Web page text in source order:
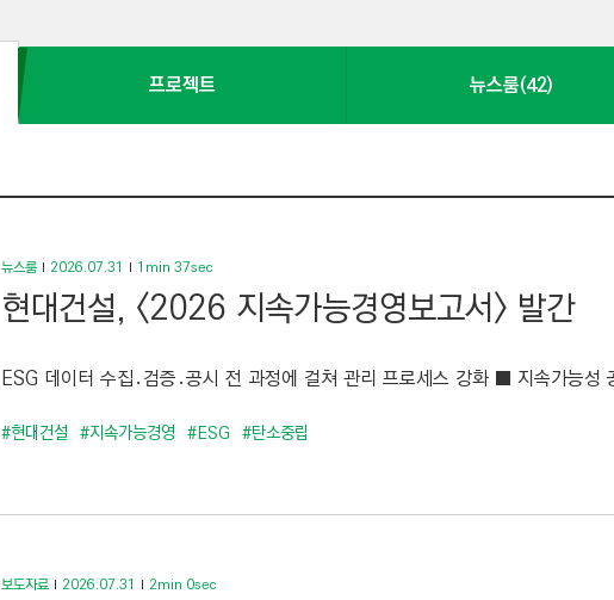
프로젝트 뉴스룸(42)
뉴스룸 2026.07.31 1min 37sec
현대건설, <2026 지속가능경영보고서> 발간
ESG 데이터 수집․검증․공시 전 과정에 걸쳐 관리 프로세스 강화 ■ 지속가능성
#현대건설 #지속가능경영 #ESG #탄소중립
보도자료 2026.07.31 2min 0sec